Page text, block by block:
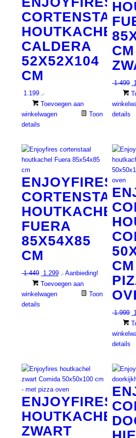
optie
kan
gekozen
worden
CORTENSTAAL
HOUTKACHEL
CALDERA
52X52X104
CM
1.199 ,-
Toevoegen aan
winkelwagen
Toon
details
1.499
details
ENJOYFIRES
CORTENSTAAL
HOUTKACHEL
FUERA
85X54X85
CM
1.449
Oorspronkelijke
prijs
was:
1.299Huidige
prijs
,- Aanbieding!
Toevoegen aan
winkelwagen
Toon
details
1.999
details
ENJOYFIRES
HOUTKACHEL
ZWART